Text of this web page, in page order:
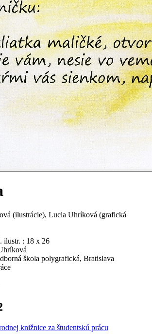
(ilustrácie), Lucia Uhríková (grafická
ilustr. : 18 x 26
škola polygrafická, Bratislava
knižnice za študentskú prácu